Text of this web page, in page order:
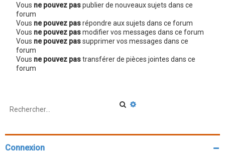
Vous ne pouvez paspublier de nouveaux sujets dans ce
forum
Vous ne pouvez pasrépondre aux sujets dans ce forum
Vous ne pouvez pasmodifier vos messages dans ce forum
Vous ne pouvez passupprimer vos messages dans ce
forum
Vous ne pouvez pastransférer de pièces jointes dans ce
forum
R
e
e
Connexion